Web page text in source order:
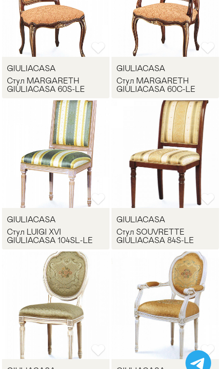
GIULIACASA
Стул MARGARETH
GIULIACASA 60S-LE
GIULIACASA
Стул MARGARETH
GIULIACASA 60C-LE
GIULIACASA
Стул LUIGI XVI
GIULIACASA 104SL-LE
GIULIACASA
Стул SOUVRETTE
GIULIACASA 84S-LE